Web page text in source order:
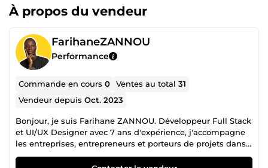
À propos du vendeur
FarihaneZANNOU
Performance
Commande en cours0 Ventes au total31
Vendeur depuisOct. 2023
Bonjour, je suis Farihane ZANNOU. Développeur Full Stack
et UI/UX Designer avec 7 ans d'expérience, j'accompagne
les entreprises, entrepreneurs et porteurs de projets dans
la conception de solutions web performantes, modernes et